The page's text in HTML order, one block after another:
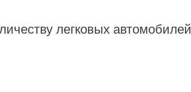
легковых автомобилей